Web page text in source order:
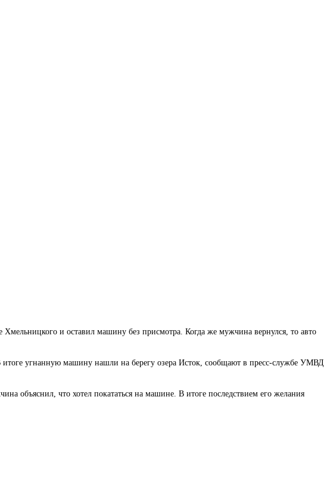
Хмельницкого и оставил машину без присмотра. Когда же мужчина вернулся, то авто
угнанную машину нашли на берегу озера Исток, сообщают в пресс-службе УМВД
объяснил, что хотел покататься на машине. В итоге последствием его желания